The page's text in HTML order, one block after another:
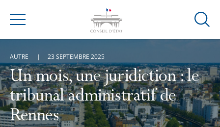
Menu
Ouvrir
Un mois, une juridiction : le
tribunal administratif de
Rennes
AUTRE 23 SEPTEMBRE 2025